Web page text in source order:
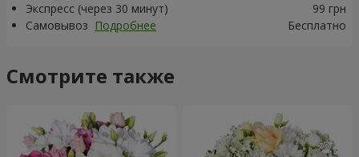
Экспресс (через 30 минут)
99 грн
Самовывоз Подробнее Бесплатно
Смотрите также